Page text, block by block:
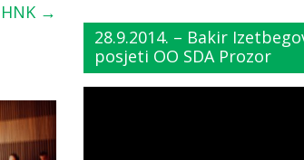
→
28.9.2014. – Bakir
posjeti OO SDA Prozor